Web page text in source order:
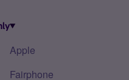
Apple
Fairphone